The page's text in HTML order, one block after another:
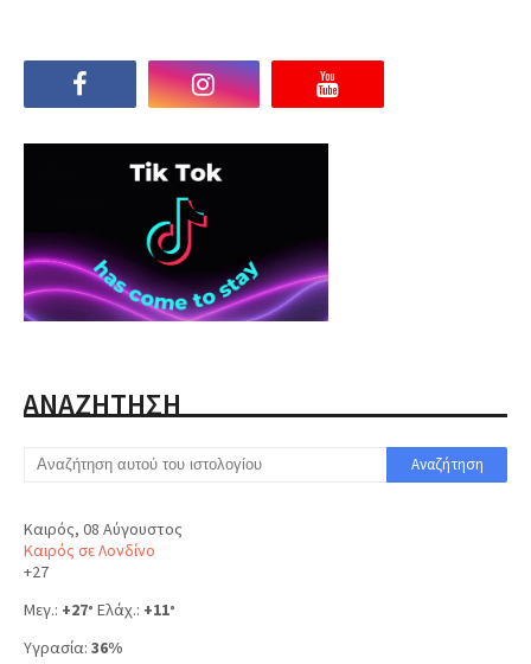
ΑΝΑΖΗΤΗΣΗ
Καιρός, 08 Αύγουστος
Καιρός σε Λονδίνο
+27
Μεγ.: +27° Ελάχ.: +11°
Υγρασία: 36%